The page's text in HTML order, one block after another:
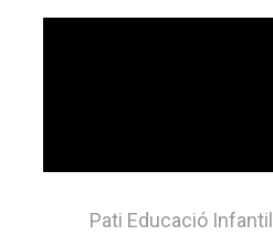
Pati Educació Infantil